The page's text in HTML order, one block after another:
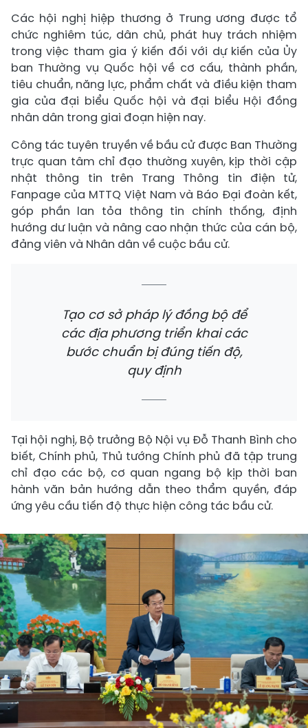
Các hội nghị hiệp thương ở Trung ương được tổ
chức nghiêm túc, dân chủ, phát huy trách nhiệm
trong việc tham gia ý kiến đối với dự kiến của Ủy
ban Thường vụ Quốc hội về cơ cấu, thành phần,
tiêu chuẩn, năng lực, phẩm chất và điều kiện tham
gia của đại biểu Quốc hội và đại biểu Hội đồng
nhân dân trong giai đoạn hiện nay.
Công tác tuyên truyền về bầu cử được Ban Thường
trực quan tâm chỉ đạo thường xuyên, kịp thời cập
nhật thông tin trên Trang Thông tin điện tử,
Fanpage của MTTQ Việt Nam và Báo Đại đoàn kết,
góp phần lan tỏa thông tin chính thống, định
hướng dư luận và nâng cao nhận thức của cán bộ,
đảng viên và Nhân dân về cuộc bầu cử.
Tạo cơ sở pháp lý đồng bộ để
các địa phương triển khai các
bước chuẩn bị đúng tiến độ,
quy định
Tại hội nghị, Bộ trưởng Bộ Nội vụ Đỗ Thanh Bình cho
biết, Chính phủ, Thủ tướng Chính phủ đã tập trung
chỉ đạo các bộ, cơ quan ngang bộ kịp thời ban
hành văn bản hướng dẫn theo thẩm quyền, đáp
ứng yêu cầu tiến độ thực hiện công tác bầu cử.